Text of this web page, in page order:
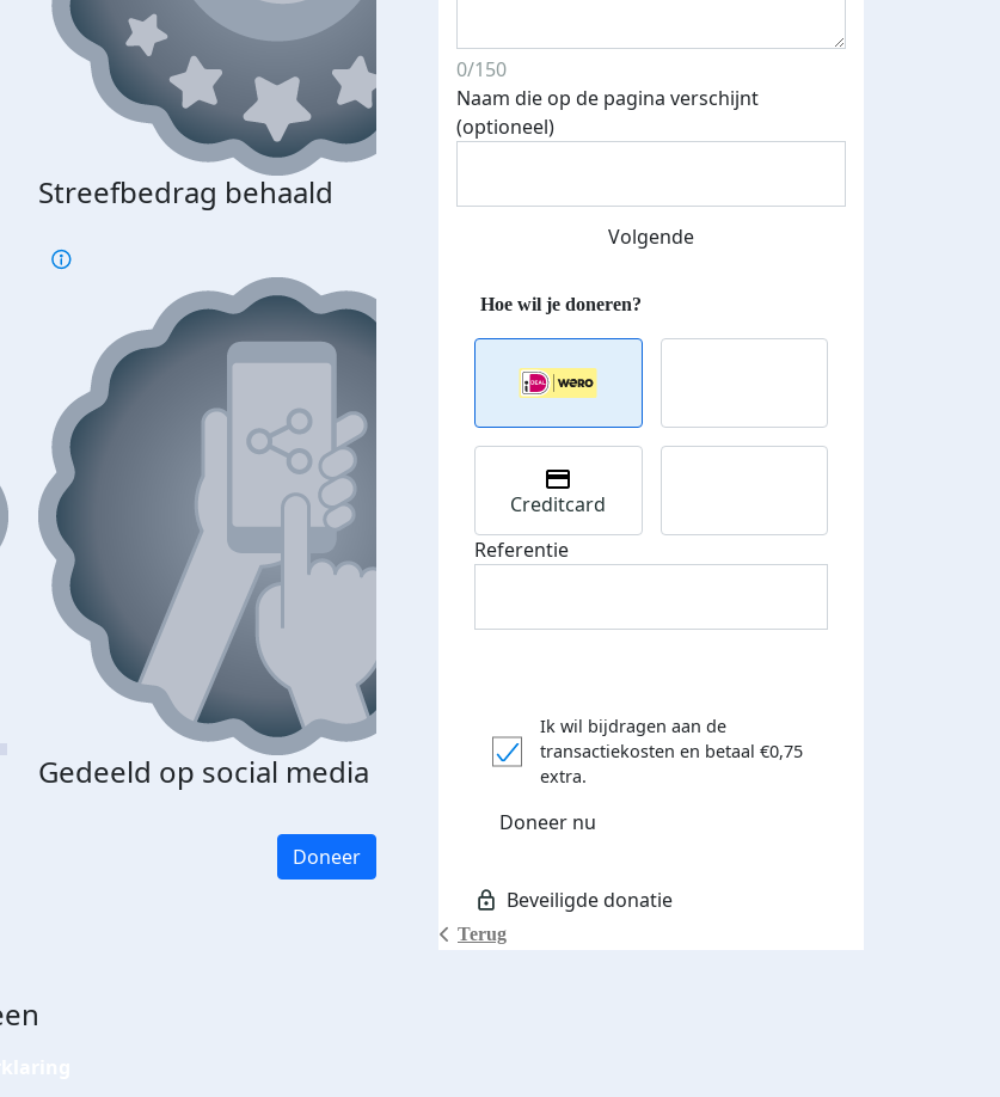
Streefbedrag behaald
Gedeeld op social media Donateurs bedankt
Doneer
0/150
Naam die op de pagina verschijnt
(optioneel)
Volgende
Terug
Creditcard
Referentie
Ik wil bijdragen aan de
transactiekosten en betaal €0,75
extra.
Doneer nu